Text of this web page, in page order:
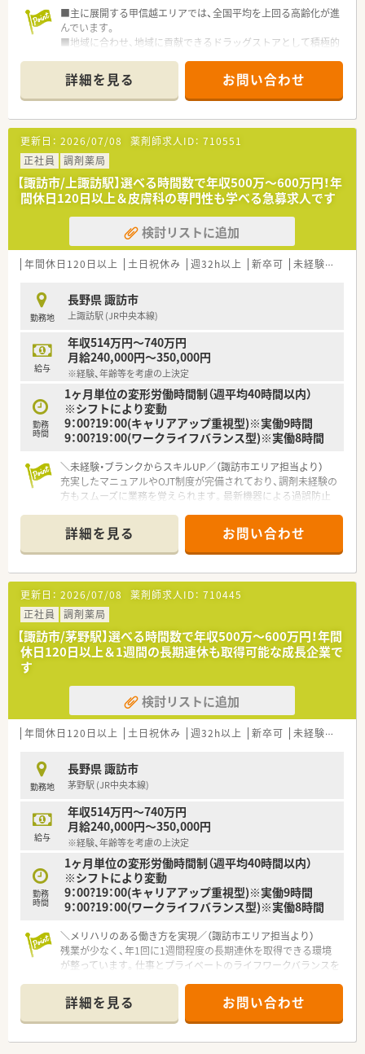
■主に展開する甲信越エリアでは、全国平均を上回る高齢化が進
んでいます。
■地域に合わせ、地域に貢献できるドラッグストアとして積極的
■甲信越エリアで地域貢献をしていきたいとお考えの方に適し
た職場です！
詳細を見る お問い合わせ
更新日： 2026/07/08 薬剤師求人ID： 710551
正社員
調剤薬局
【諏訪市/上諏訪駅】選べる時間数で年収500万〜600万円！年
間休日120日以上＆皮膚科の専門性も学べる急募求人です
検討リストに追加
年間休日120日以上 土日祝休み 週32h以上 新卒可 未経験可
勤務地
長野県 諏訪市
上諏訪駅 (JR中央本線)
給与
年収514万円～740万円
月給240,000円～350,000円
※経験、年齢等を考慮の上決定
勤務
時間
1ヶ月単位の変形労働時間制（週平均40時間以内）
※シフトにより変動
9：00?19：00(キャリアアップ重視型)※実働9時間
9：00?19：00(ワークライフバランス型)※実働8時間
＼未経験・ブランクからスキルUP／（諏訪市エリア担当より）
充実したマニュアルやOJT制度が完備されており、調剤未経験の
方もスムーズに業務を覚えられます。最新機器による過誤防止
＊------------------------------------------＊
【店舗情報と応需状況について】
■JR中央本線の上諏訪駅から車で9分ほどの場所に位置してお
り、近隣にあるクリニックから処方箋を面応需で受け付けており
ます。
■皮膚科や婦人科を主要科目として面応需で受け付けており、特
に皮膚科の処方箋における専門的な知識を深く磨ける環境で
す。
■1日あたりの処方箋枚数は40枚から50枚程度であり、常勤1名
【法人特徴について】
■創業150年以上の歴史を誇り、北陸地方を中心に関東や東海な
ど全国に600店舗以上を展開しているトップクラスの成長企業
■「健康と美と衛生において社会貢献する」という経営理念のも
と、利便性と信頼性の高い調剤併設型の店舗を展開しておりま
す。
■1つの店舗にヘルス、ビューティー、ライフ、調剤の機能を一挙
に集約した「ショートタイムショッピング」が特長的な法人で
す。
【こんな取り組みをしています】
■未経験者や中途入社の方が現場で困ることがないよう、充実し
た研修マニュアルの完備や業務習得制度によるOJTを実施して
います。
や学会への参加、eラーニング等の補助制度を幅広く設けており
ます。
■配属店舗のエリア内にて3ヶ月程度のドラッグ研修を設けてお
詳細を見る お問い合わせ
更新日： 2026/07/08 薬剤師求人ID： 710445
正社員
調剤薬局
【諏訪市/茅野駅】選べる時間数で年収500万〜600万円！年間
休日120日以上＆1週間の長期連休も取得可能な成長企業で
す
検討リストに追加
年間休日120日以上 土日祝休み 週32h以上 新卒可 未経験可
勤務地
長野県 諏訪市
茅野駅 (JR中央本線)
給与
年収514万円～740万円
月給240,000円～350,000円
※経験、年齢等を考慮の上決定
勤務
時間
1ヶ月単位の変形労働時間制（週平均40時間以内）
※シフトにより変動
9：00?19：00(キャリアアップ重視型)※実働9時間
9：00?19：00(ワークライフバランス型)※実働8時間
＼メリハリのある働き方を実現／（諏訪市エリア担当より）
残業が少なく、年1回に1週間程度の長期連休を取得できる環境
が整っています。仕事とプライベートのライフワークバランスを
＊------------------------------------------＊
【店舗情報と応需状況について】
■JR中央本線の茅野駅から車で8分ほどの場所に位置しており、
詳細を見る お問い合わせ